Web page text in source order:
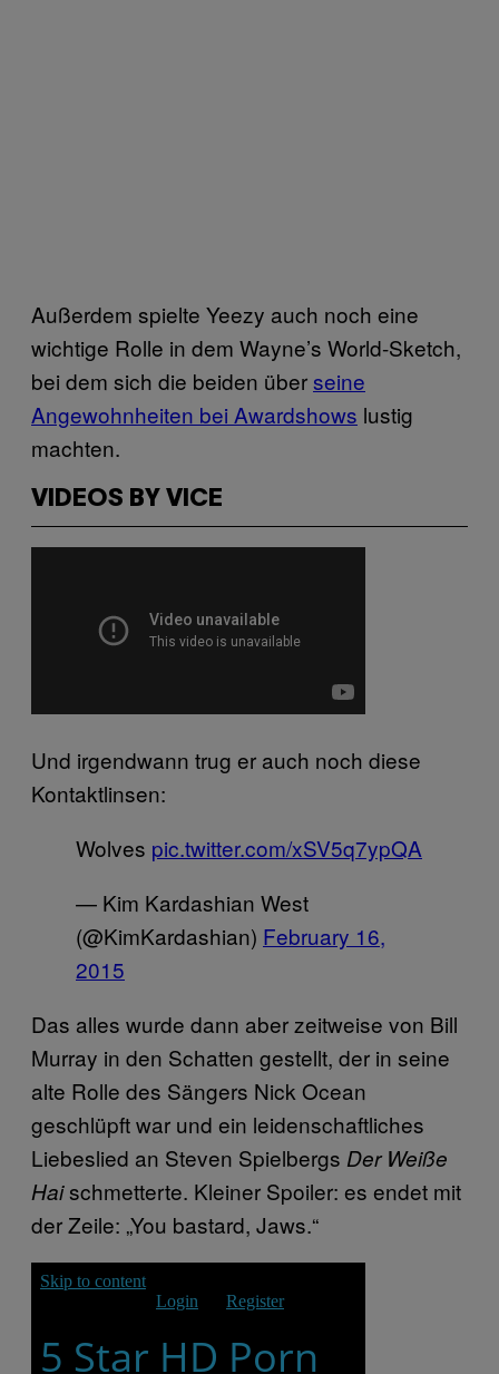
Außerdem spielte Yeezy auch noch eine
wichtige Rolle in dem Wayne’s World-Sketch,
bei dem sich die beiden überseine
Angewohnheiten bei Awardshows lustig
machten.
VIDEOS BY VICE
Und irgendwann trug er auch noch diese
Kontaktlinsen:
Wolves pic.twitter.com/xSV5q7ypQA
— Kim Kardashian West
(@KimKardashian) February 16,
2015
Das alles wurde dann aber zeitweise von Bill
Murray in den Schatten gestellt, der in seine
alte Rolle des Sängers Nick Ocean
geschlüpft war und ein leidenschaftliches
Liebeslied an Steven Spielbergs Der Weiße
Haischmetterte. Kleiner Spoiler: es endet mit
der Zeile: „You bastard, Jaws.“